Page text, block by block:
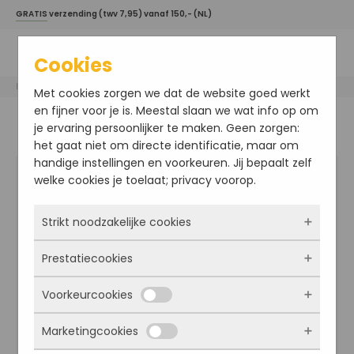
GRATIS verzending (twv 7,95) vanaf 150,- (NL)
Home / Davines haarproducten Essential Haircare / DEDE Shampoo
Cookies
Met cookies zorgen we dat de website goed werkt
en fijner voor je is. Meestal slaan we wat info op om
je ervaring persoonlijker te maken. Geen zorgen:
het gaat niet om directe identificatie, maar om
handige instellingen en voorkeuren. Jij bepaalt zelf
welke cookies je toelaat; privacy voorop.
Strikt noodzakelijke cookies
Deze cookies zorgen ervoor dat de website
überhaupt werkt. Ze zijn dus altijd actief en
kunnen niet worden uitgezet. Meestal worden
ze alleen geplaatst als jij iets doet, zoals
inloggen, een formulier invullen of je
Prestatiecookies
Met deze cookies zien we hoe vaak onze site
bezocht wordt, waar bezoekers vandaan
komen en welke pagina’s populair zijn. Zo
Voorkeurcookies
Deze cookies onthouden jouw voorkeuren.
Marketingcookies